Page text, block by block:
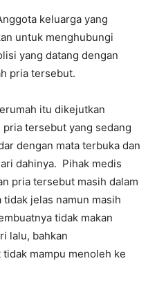
keluarga yang
untuk menghubungi
yang datang dengan
pria tersebut.
itu dikejutkan
tersebut yang sedang
dengan mata terbuka dan
dahinya. Pihak medis
pria tersebut masih dalam
jelas namun masih
tidak makan
lalu, bahkan
mampu menoleh ke